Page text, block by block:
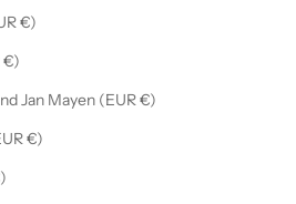
€)
€)
Jan Mayen (EUR €)
€)